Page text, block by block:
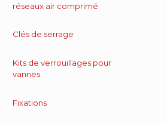
réseaux air comprimé
Clés de serrage
Kits de verrouillages pour
vannes
Fixations